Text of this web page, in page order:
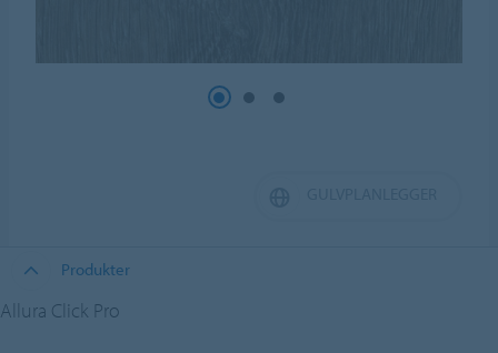
Produkter
Allura Click Pro